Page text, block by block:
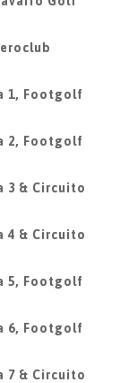
1, Footgolf
2, Footgolf
3 & Circuito
4 & Circuito
5, Footgolf
6, Footgolf
7 & Circuito